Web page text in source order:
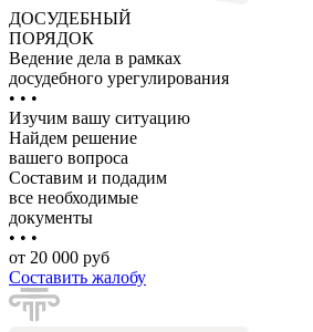
ДОСУДЕБНЫЙ
ПОРЯДОК
Ведение дела в рамках
досудебного урегулирования
• • •
Изучим вашу ситуацию
Найдем решение
вашего вопроса
Составим и подадим
все необходимые
документы
• • •
от 20 000 руб
Составить жалобу